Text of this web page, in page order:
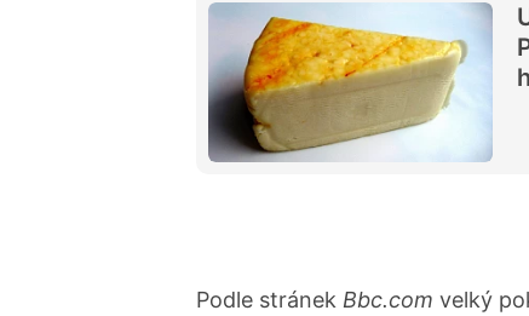
Podle stránek Bbc.com velký